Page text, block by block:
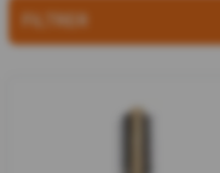
FILTRER